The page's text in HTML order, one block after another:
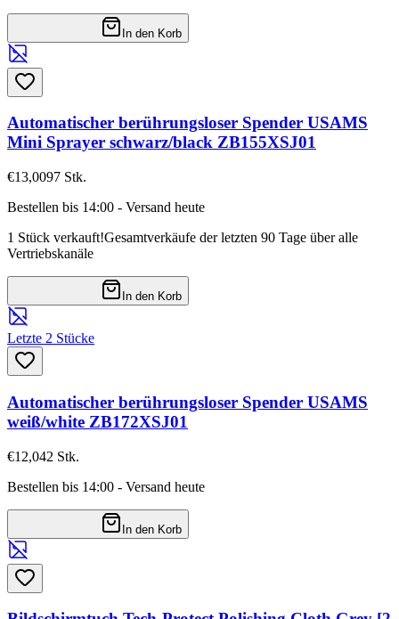
In den Korb
Automatischer berührungsloser Spender USAMS
Mini Sprayer schwarz/black ZB155XSJ01
€13,0097 Stk.
Bestellen bis 14:00 - Versand heute
1 Stück verkauft!Gesamtverkäufe der letzten 90 Tage über alle
Vertriebskanäle
In den Korb
Letzte 2 Stücke
Automatischer berührungsloser Spender USAMS
weiß/white ZB172XSJ01
€12,042 Stk.
Bestellen bis 14:00 - Versand heute
In den Korb